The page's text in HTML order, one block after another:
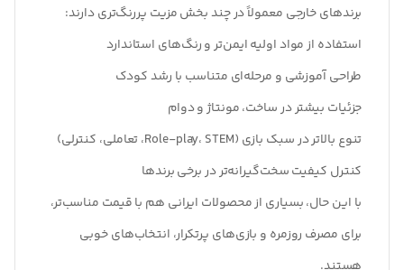
برندهای خارجی معمولاً در چند بخش مزیت پررنگ‌تری دارند:
استفاده از مواد اولیه ایمن‌تر و رنگ‌های استاندارد
طراحی آموزشی و مرحله‌ای متناسب با رشد کودک
جزئیات بیشتر در ساخت، مونتاژ و دوام
تنوع بالاتر در سبک بازی (Role-play، STEM، تعاملی، کنترلی)
کنترل کیفیت سخت‌گیرانه‌تر در برخی برندها
با این حال، بسیاری از محصولات ایرانی هم با قیمت مناسب‌تر،
برای مصرف روزمره و بازی‌های پرتکرار، انتخاب‌های خوبی